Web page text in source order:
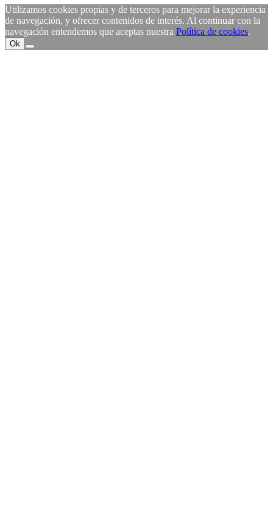
Utilizamos cookies propias y de terceros para mejorar la experiencia
de navegación, y ofrecer contenidos de interés. Al continuar con la
navegación entendemos que aceptas nuestra Política de cookies.
Ok